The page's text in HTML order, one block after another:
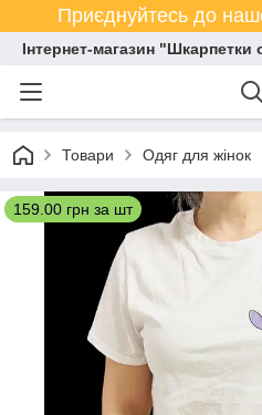
Приєднуйтесь до
Інтернет-магазин "Шкарпетки
Товари Одяг для жінок
159.00 грн за шт